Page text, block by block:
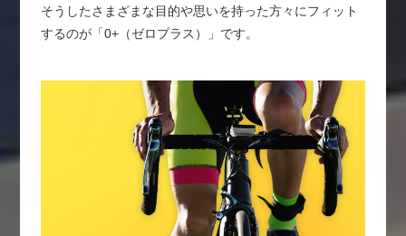
そうしたさまざまな目的や思いを持った方々にフィット
するのが「0+（ゼロプラス）」です。